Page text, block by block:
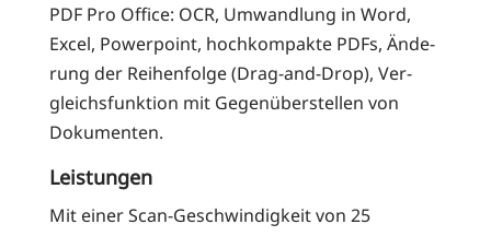
PDF Pro Office: OCR, Umwand­lung in Word,
Excel, Power­point, hoch­kom­pak­te PDFs, Ände­
rung der Rei­hen­fol­ge (Drag-and-Drop), Ver­
gleichs­funk­ti­on mit Gegen­über­stel­len von
Dokumenten.
Leistungen
Mit einer Scan-Geschwin­dig­keit von 25